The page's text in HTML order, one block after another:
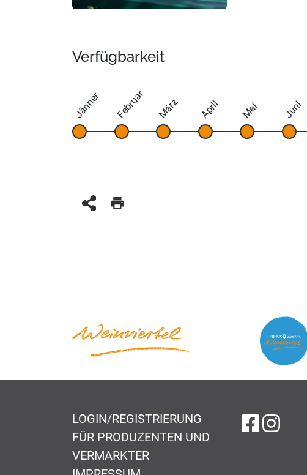
Verfügbarkeit
Jänner Februar März April Mai Juni
LOGIN/REGISTRIERUNG
FÜR PRODUZENTEN UND
VERMARKTER
auf auf